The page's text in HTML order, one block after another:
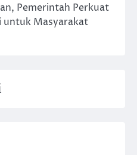
Pemerintah Perkuat
untuk Masyarakat